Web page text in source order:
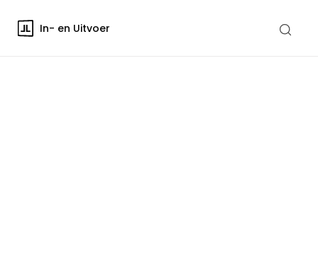
In- en Uitvoer